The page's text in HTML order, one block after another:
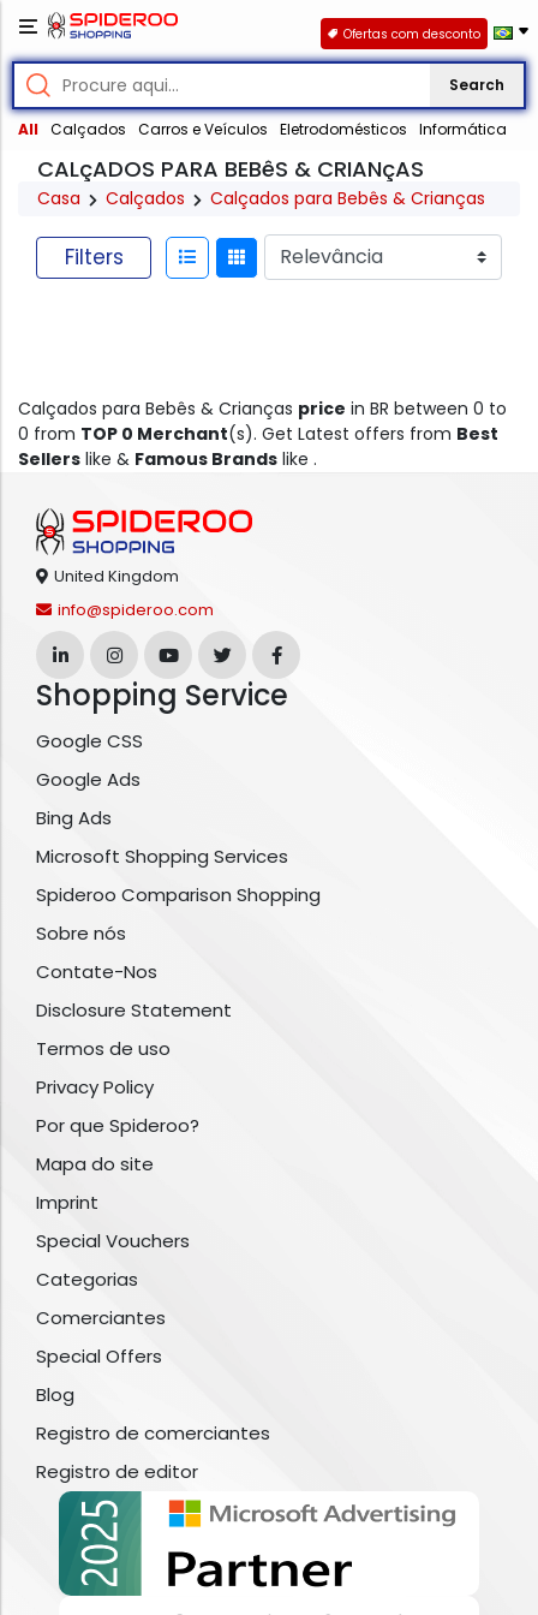
Search
All Calçados Carros e Veículos Eletrodomésticos Informática
Ofertas com desconto
CALçADOS PARA BEBêS & CRIANçAS
Casa Calçados Calçados para Bebês & Crianças
Filters
Calçados para Bebês & Crianças price in BR between 0 to
0 from TOP 0 Merchant(s). Get Latest offers from Best
Sellers like & Famous Brands like .
United Kingdom
info@spideroo.com
Shopping Service
Google CSS
Google Ads
Bing Ads
Microsoft Shopping Services
Spideroo Comparison Shopping
Sobre nós
Contate-Nos
Disclosure Statement
Termos de uso
Privacy Policy
Por que Spideroo?
Mapa do site
Imprint
Special Vouchers
Categorias
Comerciantes
Special Offers
Blog
Registro de comerciantes
Registro de editor